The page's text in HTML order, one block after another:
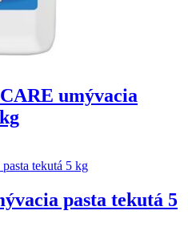
umývacia
pasta tekutá 5